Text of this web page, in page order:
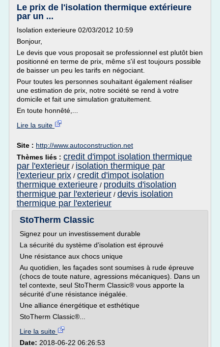
Le prix de l'isolation thermique extérieure
par un ...
Isolation exterieure 02/03/2012 10:59
Bonjour,
Le devis que vous proposait se professionnel est plutôt bien
positionné en terme de prix, même s'il est toujours possible
de baisser un peu les tarifs en négociant.
Pour toutes les personnes souhaitant également réaliser
une estimation de prix, notre société se rend à votre
domicile et fait une simulation gratuitement.
En toute honnêté,...
Lire la suite
Site : http://www.autoconstruction.net
Thèmes liés : credit d'impot isolation thermique
par l'exterieur / isolation thermique par
l'exterieur prix / credit d'impot isolation
thermique exterieure / produits d'isolation
thermique par l'exterieur / devis isolation
thermique par l'exterieur
StoTherm Classic
Signez pour un investissement durable
La sécurité du système d'isolation est éprouvé
Une résistance aux chocs unique
Au quotidien, les façades sont soumises à rude épreuve
(chocs de toute nature, agressions mécaniques). Dans un
tel contexte, seul StoTherm Classic® vous apporte la
sécurité d'une résistance inégalée.
Une alliance énergétique et esthétique
StoTherm Classic®...
Lire la suite
Date: 2018-06-22 06:26:53